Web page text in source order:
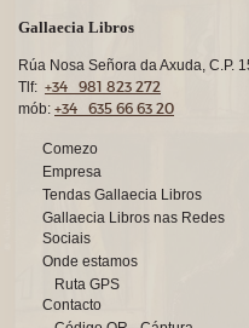
Gallaecia Libros
Rúa Nosa Señora da Axuda, C.P.
Tlf: +34 981 823 272
mób: +34 635 66 63 20
Comezo
Empresa
Tendas Gallaecia Libros
Gallaecia Libros nas Redes
Sociais
Onde estamos
Ruta GPS
Contacto